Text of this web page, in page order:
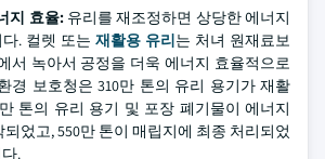
지 효율: 유리를 재조정하면 상당한 에너지
. 컬렛 또는 재활용 유리는 처녀 원재료보
서 녹아서 공정을 더욱 에너지 효율적으로
경 보호청은 310만 톤의 유리 용기가 재활
톤의 유리 용기 및 포장 폐기물이 에너지
었고, 550만 톤이 매립지에 최종 처리되었
.